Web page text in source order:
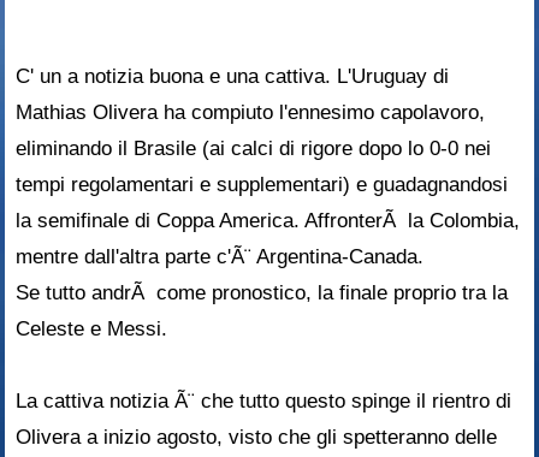
C' un a notizia buona e una cattiva. L'Uruguay di
Mathias Olivera ha compiuto l'ennesimo capolavoro,
eliminando il Brasile (ai calci di rigore dopo lo 0-0 nei
tempi regolamentari e supplementari) e guadagnandosi
la semifinale di Coppa America. AffronterÃ la Colombia,
mentre dall'altra parte c'Ã¨ Argentina-Canada.
Se tutto andrÃ come pronostico, la finale proprio tra la
Celeste e Messi.
La cattiva notizia Ã¨ che tutto questo spinge il rientro di
Olivera a inizio agosto, visto che gli spetteranno delle